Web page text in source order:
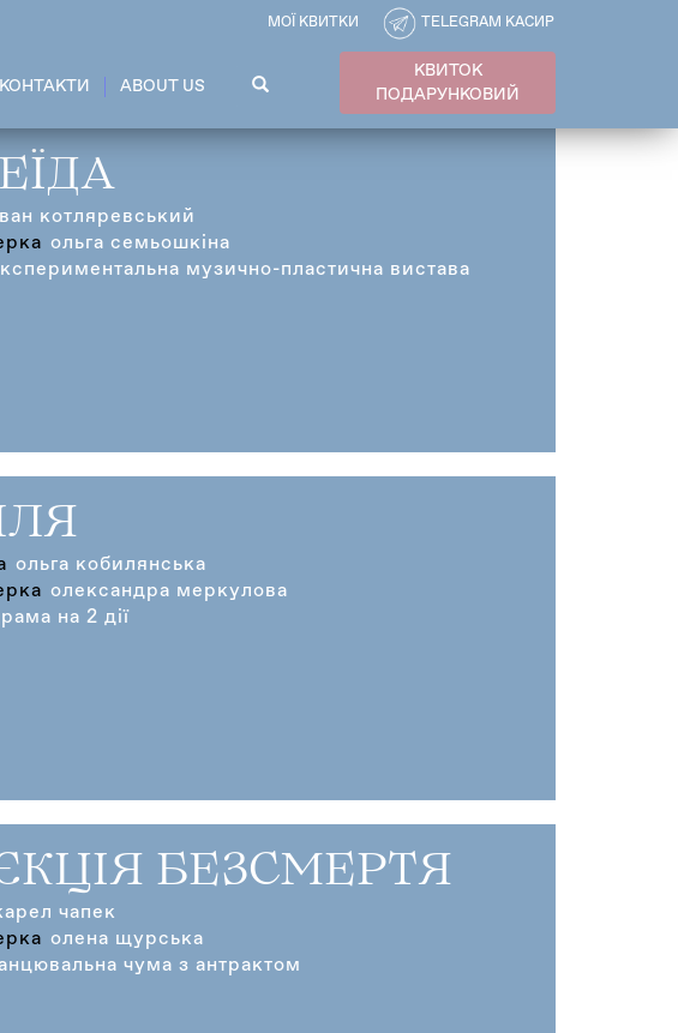
КОНТАКТИ ABOUT US
ПОШУКОВА
ФОРМА
КВИТОК
ПОДАРУНКОВИЙ
МОЇ КВИТКИ TELEGRAM КАСИР
котляревський
ольга семьошкіна
музично-пластична вистава
ольга кобилянська
олександра меркулова
на 2 дії
БЕЗСМЕРТЯ
чапек
олена щурська
чума з антрактом